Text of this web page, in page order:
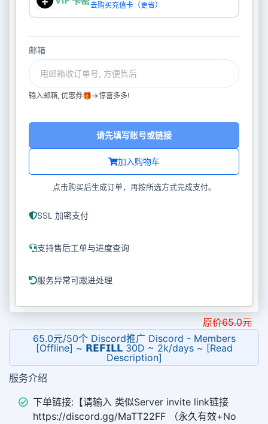
去购买充值卡（更省）
邮箱
输入邮箱, 优惠券🎁->惊喜多多!
加入购物车
请先填写账号或链接
点击购买后生成订单，再按所选方式完成支付。
SSL 加密支付
支持售后工单与进度查询
服务异常可跟进处理
原价65.0元
65.0元/50个 Discord推广 Discord - Members
[Offline] ~ 𝗥𝗘𝗙𝗜𝗟𝗟 30D ~ 2k/days ~ [Read
Description]
服务介绍
下单链接:【请输入 类似Server invite link链接
https://discord.gg/MaTT22FF （永久有效+No